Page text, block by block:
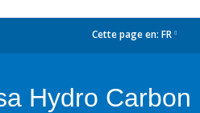
Cette page en: FR
Hydro Carbon